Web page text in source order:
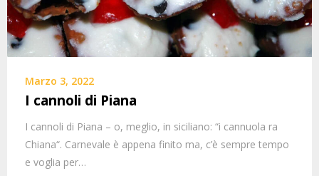
Marzo 3, 2022
I cannoli di Piana
I cannoli di Piana – o, meglio, in siciliano: “i cannuola ra
Chiana“. Carnevale è appena finito ma, c’è sempre tempo
e voglia per…